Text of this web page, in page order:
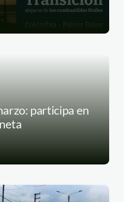
participa en